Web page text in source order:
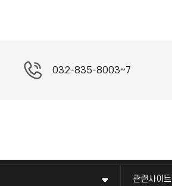
032-835-8003~7
관련사이트